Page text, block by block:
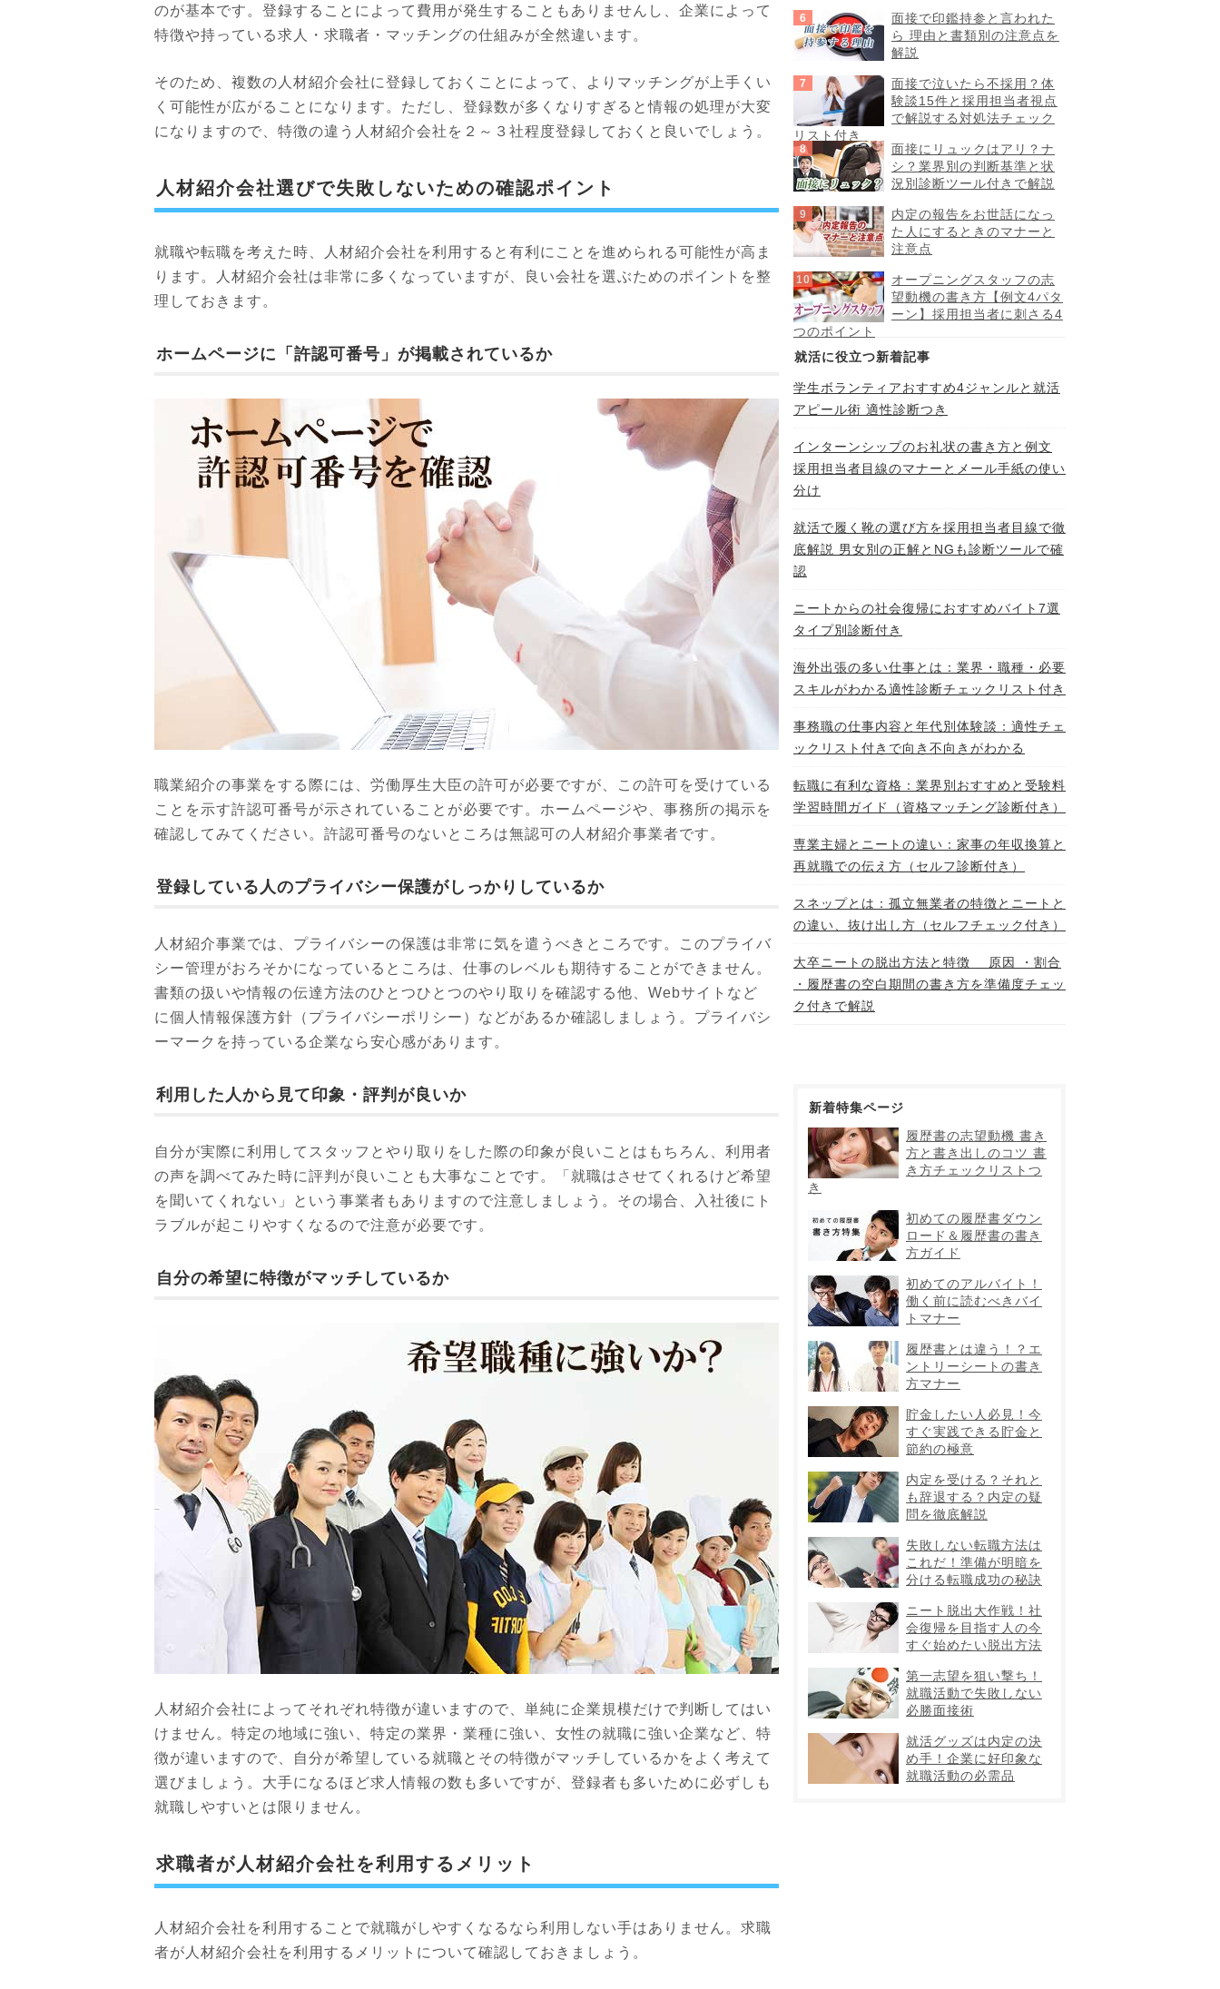
のが基本です。登録することによって費用が発生することもありませんし、企業によって
特徴や持っている求人・求職者・マッチングの仕組みが全然違います。
そのため、複数の人材紹介会社に登録しておくことによって、よりマッチングが上手くい
く可能性が広がることになります。ただし、登録数が多くなりすぎると情報の処理が大変
になりますので、特徴の違う人材紹介会社を２～３社程度登録しておくと良いでしょう。
人材紹介会社選びで失敗しないための確認ポイント
就職や転職を考えた時、人材紹介会社を利用すると有利にことを進められる可能性が高ま
ります。人材紹介会社は非常に多くなっていますが、良い会社を選ぶためのポイントを整
理しておきます。
ホームページに「許認可番号」が掲載されているか
職業紹介の事業をする際には、労働厚生大臣の許可が必要ですが、この許可を受けている
ことを示す許認可番号が示されていることが必要です。ホームページや、事務所の掲示を
確認してみてください。許認可番号のないところは無認可の人材紹介事業者です。
登録している人のプライバシー保護がしっかりしているか
人材紹介事業では、プライバシーの保護は非常に気を遣うべきところです。このプライバ
シー管理がおろそかになっているところは、仕事のレベルも期待することができません。
書類の扱いや情報の伝達方法のひとつひとつのやり取りを確認する他、Webサイトなど
に個人情報保護方針（プライバシーポリシー）などがあるか確認しましょう。プライバシ
ーマークを持っている企業なら安心感があります。
利用した人から見て印象・評判が良いか
自分が実際に利用してスタッフとやり取りをした際の印象が良いことはもちろん、利用者
の声を調べてみた時に評判が良いことも大事なことです。「就職はさせてくれるけど希望
を聞いてくれない」という事業者もありますので注意しましょう。その場合、入社後にト
ラブルが起こりやすくなるので注意が必要です。
自分の希望に特徴がマッチしているか
人材紹介会社によってそれぞれ特徴が違いますので、単純に企業規模だけで判断してはい
けません。特定の地域に強い、特定の業界・業種に強い、女性の就職に強い企業など、特
徴が違いますので、自分が希望している就職とその特徴がマッチしているかをよく考えて
選びましょう。大手になるほど求人情報の数も多いですが、登録者も多いために必ずしも
就職しやすいとは限りません。
求職者が人材紹介会社を利用するメリット
人材紹介会社を利用することで就職がしやすくなるなら利用しない手はありません。求職
者が人材紹介会社を利用するメリットについて確認しておきましょう。
面接で印鑑持参と言われた
ら 理由と書類別の注意点を
解説
面接で泣いたら不採用？体
験談15件と採用担当者視点
で解説する対処法チェック
リスト付き
面接にリュックはアリ？ナ
シ？業界別の判断基準と状
況別診断ツール付きで解説
内定の報告をお世話になっ
た人にするときのマナーと
注意点
オープニングスタッフの志
望動機の書き方【例文4パタ
ーン】採用担当者に刺さる4
つのポイント
就活に役立つ新着記事
学生ボランティアおすすめ4ジャンルと就活
アピール術 適性診断つき
インターンシップのお礼状の書き方と例文
採用担当者目線のマナーとメール手紙の使い
分け
就活で履く靴の選び方を採用担当者目線で徹
底解説 男女別の正解とNGも診断ツールで確
認
ニートからの社会復帰におすすめバイト7選
タイプ別診断付き
海外出張の多い仕事とは：業界・職種・必要
スキルがわかる適性診断チェックリスト付き
事務職の仕事内容と年代別体験談：適性チェ
ックリスト付きで向き不向きがわかる
転職に有利な資格：業界別おすすめと受験料
学習時間ガイド（資格マッチング診断付き）
専業主婦とニートの違い：家事の年収換算と
再就職での伝え方（セルフ診断付き）
スネップとは：孤立無業者の特徴とニートと
の違い、抜け出し方（セルフチェック付き）
大卒ニートの脱出方法と特徴 原因 ・割合
・履歴書の空白期間の書き方を準備度チェッ
ク付きで解説
新着特集ページ
履歴書の志望動機 書き
方と書き出しのコツ 書
き方チェックリストつ
き
初めての履歴書ダウン
ロード＆履歴書の書き
方ガイド
初めてのアルバイト！
働く前に読むべきバイ
トマナー
履歴書とは違う！？エ
ントリーシートの書き
方マナー
貯金したい人必見！今
すぐ実践できる貯金と
節約の極意
内定を受ける？それと
も辞退する？内定の疑
問を徹底解説
失敗しない転職方法は
これだ！準備が明暗を
分ける転職成功の秘訣
ニート脱出大作戦！社
会復帰を目指す人の今
すぐ始めたい脱出方法
第一志望を狙い撃ち！
就職活動で失敗しない
必勝面接術
就活グッズは内定の決
め手！企業に好印象な
就職活動の必需品